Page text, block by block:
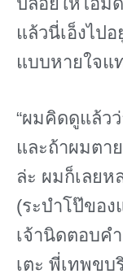
แล้วนี่เอ็งไป
แบบหายใจแ
“ผมคิดดูแล้ว
และถ้าผมตา
ล่ะ ผมก็เลยห
(ระบำโป๊ขอ
เจ้านิดตอบคํ
เตะ พี่เทพขบ